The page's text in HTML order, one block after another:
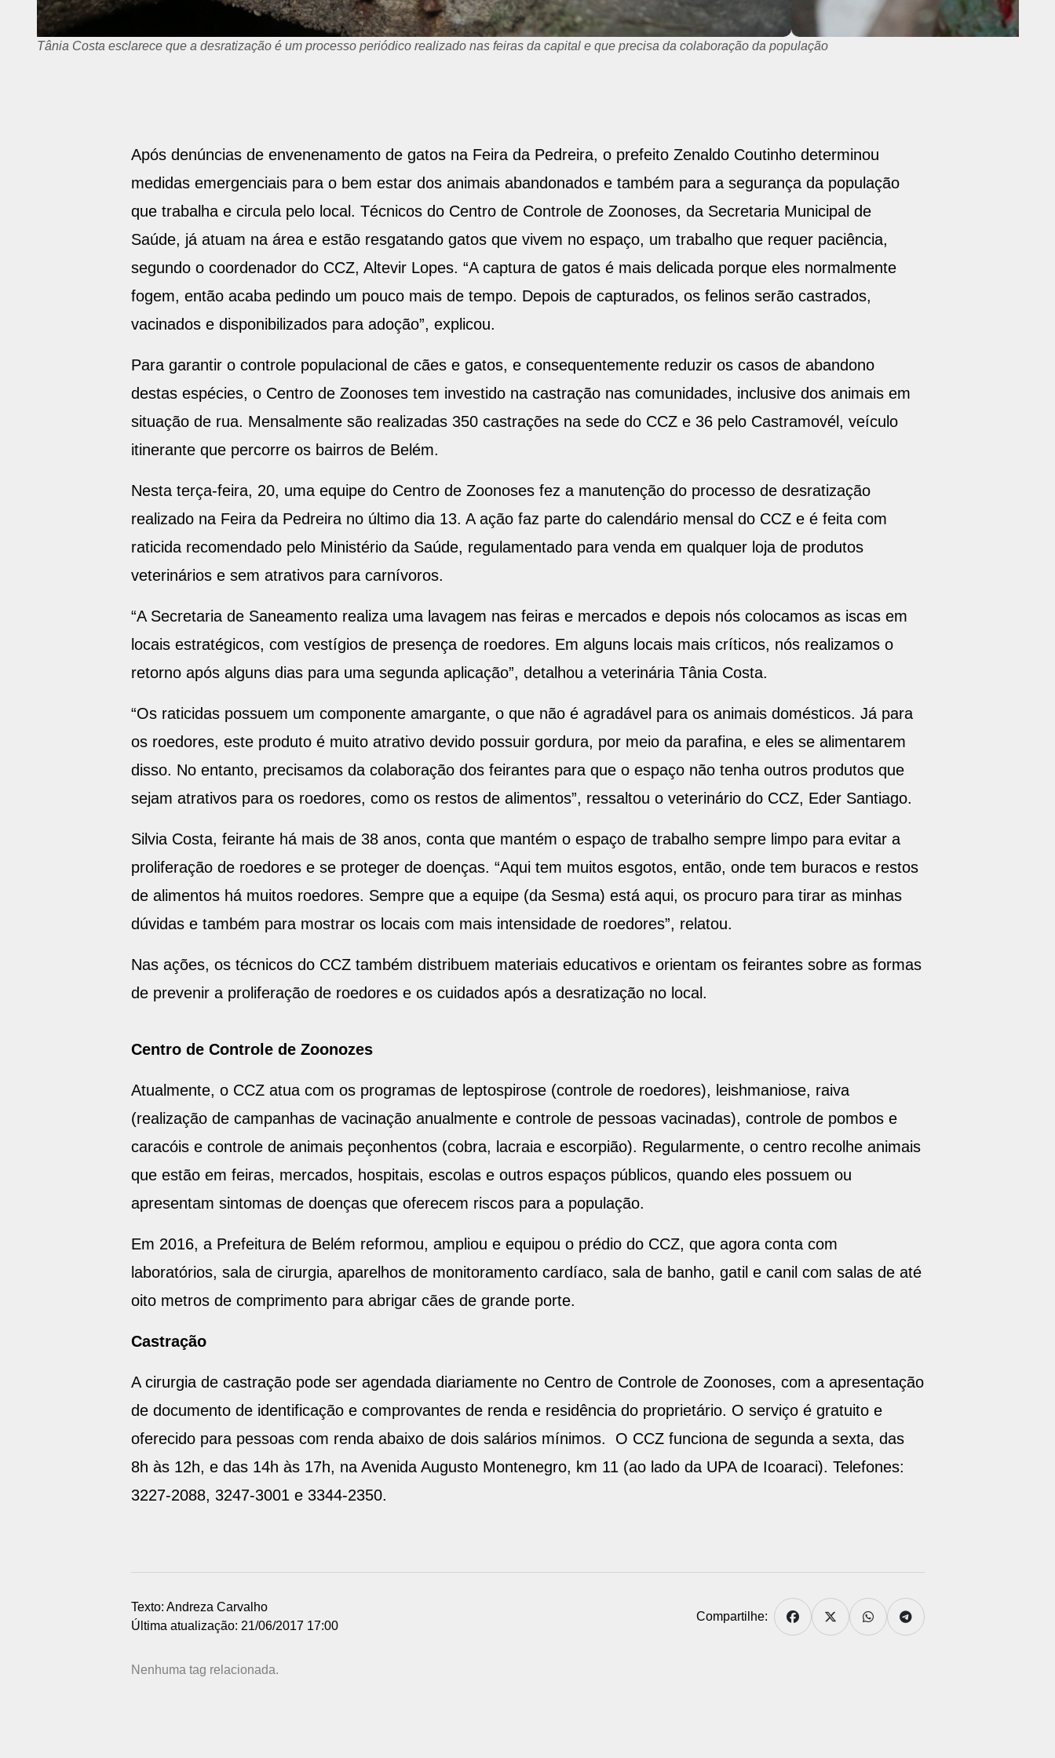
Tânia Costa esclarece que a desratização é um processo periódico realizado nas feiras da capital e que precisa da colaboração da população
Após denúncias de envenenamento de gatos na Feira da Pedreira, o prefeito Zenaldo Coutinho determinou
medidas emergenciais para o bem estar dos animais abandonados e também para a segurança da população
que trabalha e circula pelo local. Técnicos do Centro de Controle de Zoonoses, da Secretaria Municipal de
Saúde, já atuam na área e estão resgatando gatos que vivem no espaço, um trabalho que requer paciência,
segundo o coordenador do CCZ, Altevir Lopes. “A captura de gatos é mais delicada porque eles normalmente
fogem, então acaba pedindo um pouco mais de tempo. Depois de capturados, os felinos serão castrados,
vacinados e disponibilizados para adoção”, explicou.
Para garantir o controle populacional de cães e gatos, e consequentemente reduzir os casos de abandono
destas espécies, o Centro de Zoonoses tem investido na castração nas comunidades, inclusive dos animais em
situação de rua. Mensalmente são realizadas 350 castrações na sede do CCZ e 36 pelo Castramovél, veículo
itinerante que percorre os bairros de Belém.
Nesta terça-feira, 20, uma equipe do Centro de Zoonoses fez a manutenção do processo de desratização
realizado na Feira da Pedreira no último dia 13. A ação faz parte do calendário mensal do CCZ e é feita com
raticida recomendado pelo Ministério da Saúde, regulamentado para venda em qualquer loja de produtos
veterinários e sem atrativos para carnívoros.
“A Secretaria de Saneamento realiza uma lavagem nas feiras e mercados e depois nós colocamos as iscas em
locais estratégicos, com vestígios de presença de roedores. Em alguns locais mais críticos, nós realizamos o
retorno após alguns dias para uma segunda aplicação”, detalhou a veterinária Tânia Costa.
“Os raticidas possuem um componente amargante, o que não é agradável para os animais domésticos. Já para
os roedores, este produto é muito atrativo devido possuir gordura, por meio da parafina, e eles se alimentarem
disso. No entanto, precisamos da colaboração dos feirantes para que o espaço não tenha outros produtos que
sejam atrativos para os roedores, como os restos de alimentos”, ressaltou o veterinário do CCZ, Eder Santiago.
Silvia Costa, feirante há mais de 38 anos, conta que mantém o espaço de trabalho sempre limpo para evitar a
proliferação de roedores e se proteger de doenças. “Aqui tem muitos esgotos, então, onde tem buracos e restos
de alimentos há muitos roedores. Sempre que a equipe (da Sesma) está aqui, os procuro para tirar as minhas
dúvidas e também para mostrar os locais com mais intensidade de roedores”, relatou.
Nas ações, os técnicos do CCZ também distribuem materiais educativos e orientam os feirantes sobre as formas
de prevenir a proliferação de roedores e os cuidados após a desratização no local.
Centro de Controle de Zoonozes
Atualmente, o CCZ atua com os programas de leptospirose (controle de roedores), leishmaniose, raiva
(realização de campanhas de vacinação anualmente e controle de pessoas vacinadas), controle de pombos e
caracóis e controle de animais peçonhentos (cobra, lacraia e escorpião). Regularmente, o centro recolhe animais
que estão em feiras, mercados, hospitais, escolas e outros espaços públicos, quando eles possuem ou
apresentam sintomas de doenças que oferecem riscos para a população.
Em 2016, a Prefeitura de Belém reformou, ampliou e equipou o prédio do CCZ, que agora conta com
laboratórios, sala de cirurgia, aparelhos de monitoramento cardíaco, sala de banho, gatil e canil com salas de até
oito metros de comprimento para abrigar cães de grande porte.
Castração
A cirurgia de castração pode ser agendada diariamente no Centro de Controle de Zoonoses, com a apresentação
de documento de identificação e comprovantes de renda e residência do proprietário. O serviço é gratuito e
oferecido para pessoas com renda abaixo de dois salários mínimos. O CCZ funciona de segunda a sexta, das
8h às 12h, e das 14h às 17h, na Avenida Augusto Montenegro, km 11 (ao lado da UPA de Icoaraci). Telefones:
3227-2088, 3247-3001 e 3344-2350.
Texto: Andreza Carvalho
Última atualização: 21/06/2017 17:00
Compartilhe:
Nenhuma tag relacionada.